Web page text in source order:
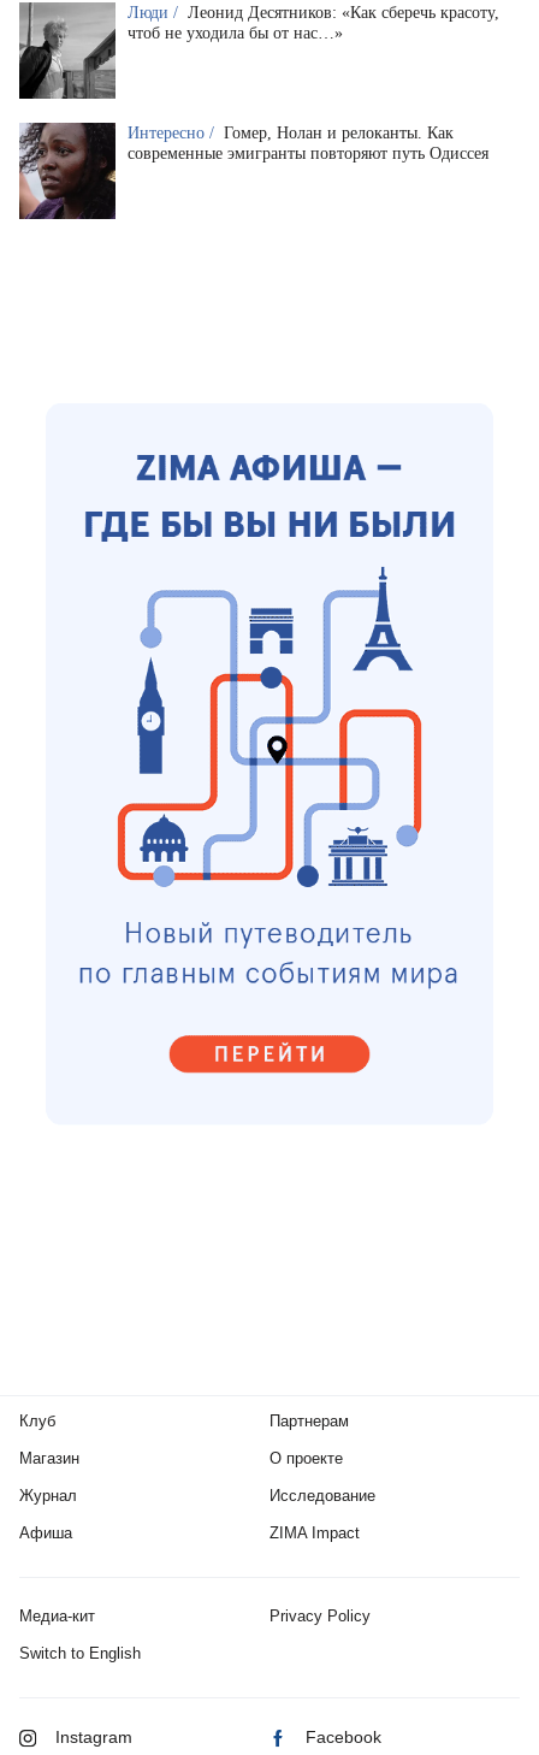
Люди / Леонид Десятников: «Как сберечь красоту,
чтоб не уходила бы от нас…»
Интересно / Гомер, Нолан и релоканты. Как
современные эмигранты повторяют путь Одиссея
Клуб
Магазин
Журнал
Афиша
Партнерам
О проекте
Исследование
ZIMA Impact
Медиа-кит Privacy Policy
Switch to English
Instagram Facebook